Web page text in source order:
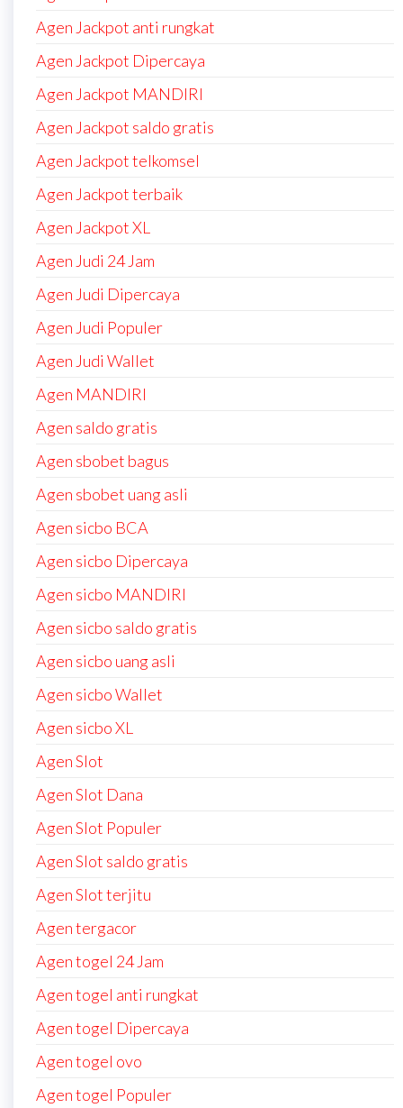
Agen Jackpot anti rungkat
Agen Jackpot Dipercaya
Agen Jackpot MANDIRI
Agen Jackpot saldo gratis
Agen Jackpot telkomsel
Agen Jackpot terbaik
Agen Jackpot XL
Agen Judi 24 Jam
Agen Judi Dipercaya
Agen Judi Populer
Agen Judi Wallet
Agen MANDIRI
Agen saldo gratis
Agen sbobet bagus
Agen sbobet uang asli
Agen sicbo BCA
Agen sicbo Dipercaya
Agen sicbo MANDIRI
Agen sicbo saldo gratis
Agen sicbo uang asli
Agen sicbo Wallet
Agen sicbo XL
Agen Slot
Agen Slot Dana
Agen Slot Populer
Agen Slot saldo gratis
Agen Slot terjitu
Agen tergacor
Agen togel 24 Jam
Agen togel anti rungkat
Agen togel Dipercaya
Agen togel ovo
Agen togel Populer